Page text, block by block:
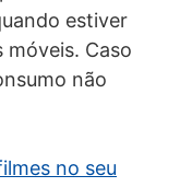
estiver
móveis. Caso
não
no seu